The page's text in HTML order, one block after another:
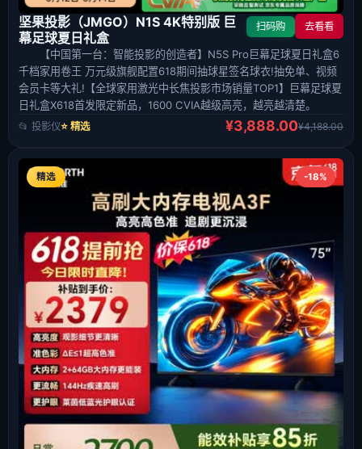
坚果投影（JMGO）N1S 4K特别版 巨
幕足球夏日礼盒
扫码购 去看看
【中国第一台：智能投影的创造者】N5S Pro巨幕足球夏日礼盒6
千档家用卷王 万元级旗舰配置618期间抽球星签名球衣!抽免单、视频
会员卡等大礼!【全球家用激光中长焦投影市场销量TOP1】巨幕足球夏
日礼盒X618首发限定新品，1600 CVIA越级高亮，越亮越清楚。
📂 投影仪⭐ 精选 ¥3,888.00¥4,188.00
-18%
精选